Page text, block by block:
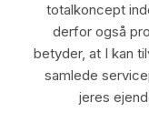
totalkoncept
derfor også
betyder, at I kan
samlede
jeres